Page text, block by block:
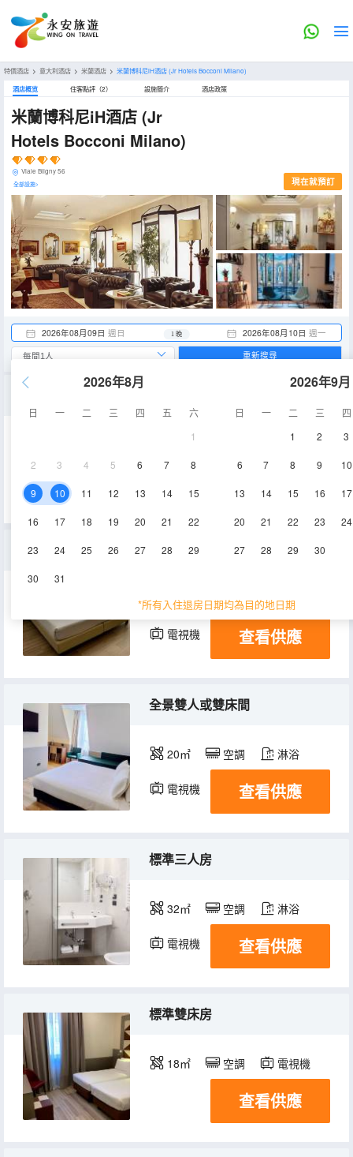
特價酒店 > 意大利酒店 > 米蘭酒店 > 米蘭博科尼iH酒店(Jr Hotels Bocconi Milano)
酒店概览 住客點評（2） 設施簡介 酒店政策
米蘭博科尼iH酒店 (Jr
Hotels Bocconi Milano)
Viale Bligny 56
全部設施> 現在就預訂
2026年08月09日 週日 2026年08月10日 週一
1 晚
2026年8月
日 一 二 三 四 五
六
1
2 3 4 5 6 7 8
9 10 11 12 13 14 15
16 17 18 19 20 21 22
23 24 25 26 27 28 29
30 31
2026年9月
日 一 二 三
四
1
2 3
6 7 8 9 10
13 14 15 16 17
20 21 22 23 24
27 28 29 30
*所有入住退房日期均為目的地日期
重新搜尋
淋浴
高級雙人或雙床房
20㎡ 空調 淋浴
電視機 查看供應
全景雙人或雙床間
20㎡ 空調 淋浴
電視機 查看供應
標準三人房
32㎡ 空調 淋浴
電視機 查看供應
標準雙床房
18㎡ 空調 電視機
查看供應